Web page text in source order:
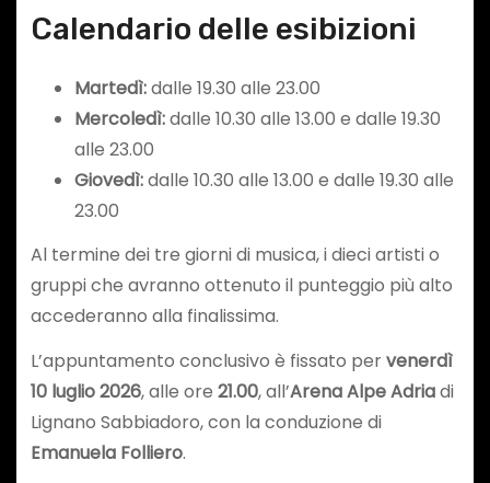
Calendario delle esibizioni
Martedì:dalle 19.30 alle 23.00
Mercoledì:dalle 10.30 alle 13.00 e dalle 19.30
alle 23.00
Giovedì:dalle 10.30 alle 13.00 e dalle 19.30 alle
23.00
Al termine dei tre giorni di musica, i dieci artisti o
gruppi che avranno ottenuto il punteggio più alto
accederanno alla finalissima.
L’appuntamento conclusivo è fissato pervenerdì
10 luglio 2026, alle ore 21.00, all’Arena Alpe Adriadi
Lignano Sabbiadoro, con la conduzione di
Emanuela Folliero.